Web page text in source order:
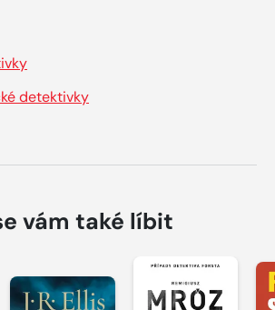
detektivky
vám také líbit